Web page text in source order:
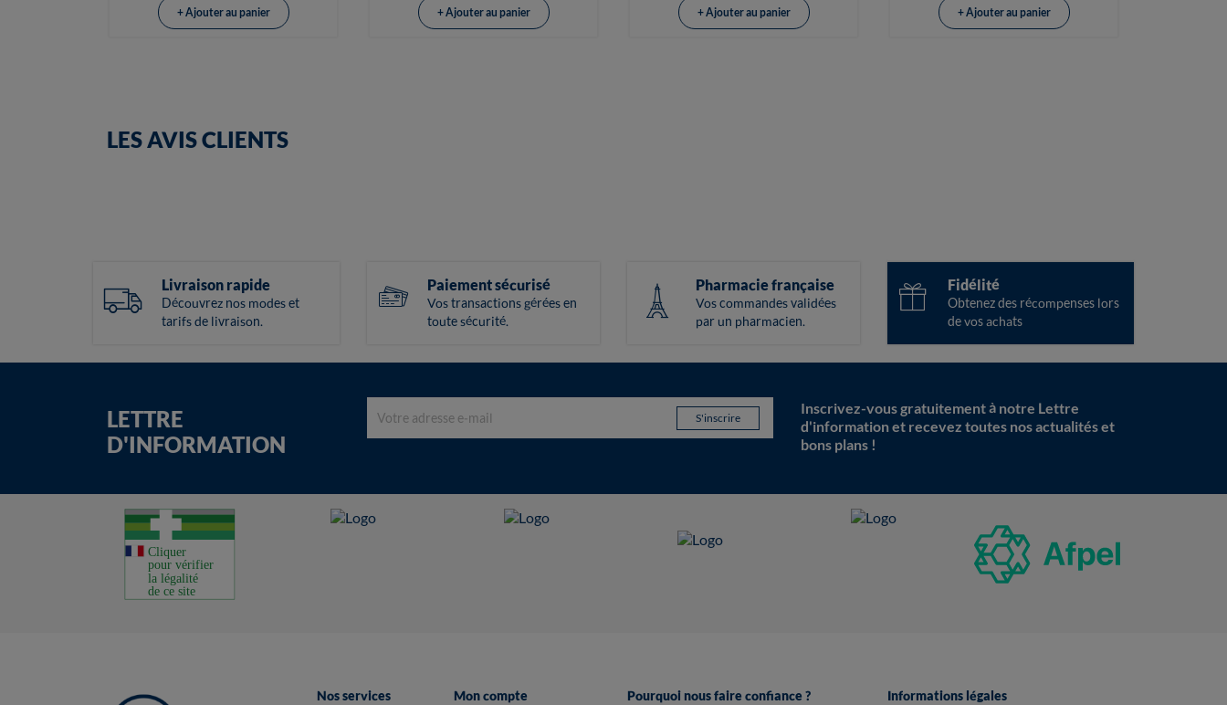
+ Ajouter au panier + Ajouter au panier + Ajouter au panier + Ajouter au panier
LES AVIS CLIENTS
Livraison rapide
Découvrez nos modes et
tarifs de livraison.
Paiement sécurisé
Vos transactions gérées en
toute sécurité.
Pharmacie française
Vos commandes validées
par un pharmacien.
Fidélité
Obtenez des récompenses lors
de vos achats
LETTRE
D'INFORMATION
Inscrivez-vous gratuitement à notre Lettre
d'information et recevez toutes nos actualités et
bons plans !
Nos services Mon compte Pourquoi nous faire confiance ? Informations légales